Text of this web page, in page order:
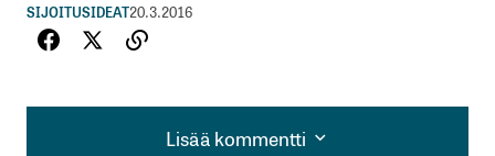
SIJOITUSIDEAT20.3.2016
Lisää kommentti